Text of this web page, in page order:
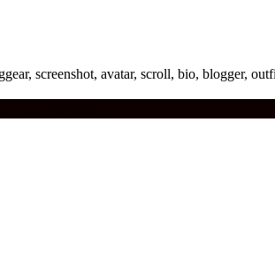
screenshot, avatar, scroll, bio, blogger,